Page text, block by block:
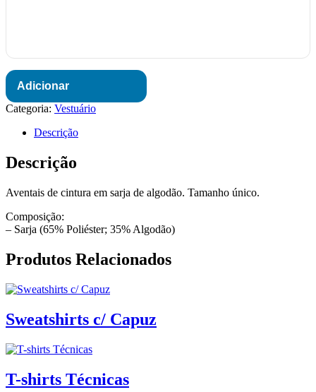
Adicionar
Categoria: Vestuário
Descrição
Descrição
Aventais de cintura em sarja de algodão. Tamanho único.
Composição:
– Sarja (65% Poliéster; 35% Algodão)
Produtos Relacionados
Sweatshirts c/ Capuz
T-shirts Técnicas